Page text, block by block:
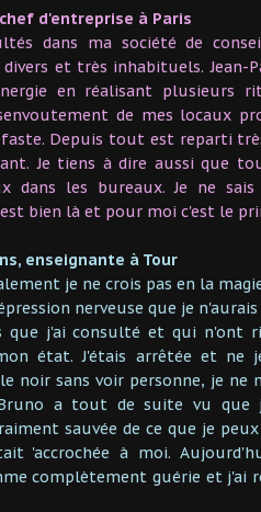
d'entreprise à Paris
dans ma société de
et très inhabituels. Jean-
en réalisant plusieurs
de mes locaux
Depuis tout est reparti
Je tiens à dire aussi que
dans les bureaux. Je ne
bien là et pour moi c'est le
enseignante à Tour
je ne crois pas en la
nerveuse que je
que j'ai consulté et qui n'ont
état. J'étais arrêtée et ne
noir sans voir personne, je ne
Bruno a tout de suite vu
sauvée de ce que je
'accrochée à moi.
complètement guérie et j'ai